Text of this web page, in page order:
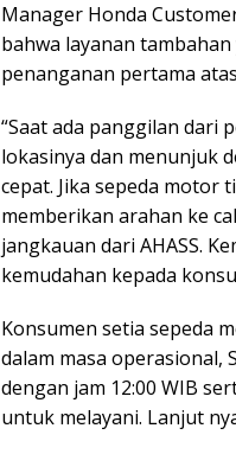
Manager Honda
bahwa layanan
penanganan pertama
“Saat ada panggilan dari
lokasinya dan menunjuk
cepat. Jika sepeda motor
memberikan arahan ke
jangkauan dari AHASS.
kemudahan kepada
Konsumen setia sepeda
dalam masa operasional,
dengan jam 12:00 WIB
untuk melayani. Lanjut